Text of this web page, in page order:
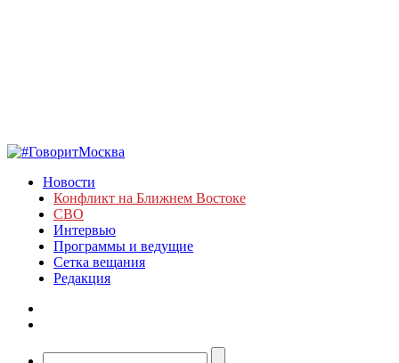
Новости
Конфликт на Ближнем Востоке
СВО
Интервью
Программы и ведущие
Сетка вещания
Редакция